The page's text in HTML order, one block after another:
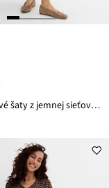
Džersejové šaty z jemnej sieťoviny